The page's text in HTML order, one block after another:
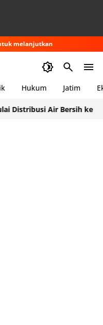
melanjutkan
Hukum Jatim
Air Bersih ke Dusun